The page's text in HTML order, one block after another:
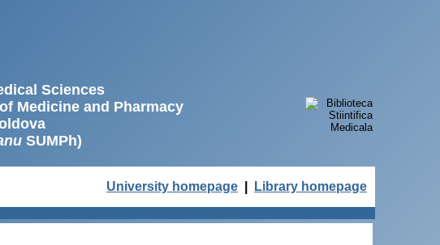
Sciences
Medicine and Pharmacy
SUMPh)
University homepage Library homepage